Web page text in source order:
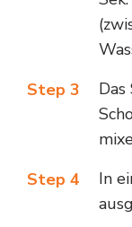
Step 3
Step 4
In